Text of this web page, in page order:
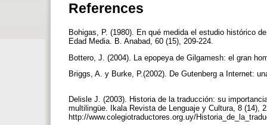
References
Bohigas, P. (1980). En qué medida el estudio histórico
Edad Media. B. Anabad, 60 (15), 209-224.
Bottero, J. (2004). La epopeya de Gilgamesh: el gran
Briggs, A. y Burke, P.(2002). De Gutenberg a Internet:
Delisle J. (2003). Historia de la traducción: su
multilingüe. Ikala Revista de Lenguaje y Cultura, 8 (14),
http://www.colegiotraductores.org.uy/